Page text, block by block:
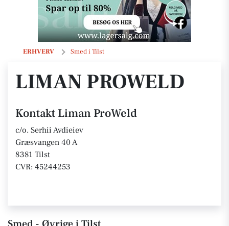
ERHVERV Smed i Tilst
Liman ProWeld
LIMAN PROWELD
Kontakt Liman ProWeld
c/o. Serhii Avdieiev
Græsvangen 40 A
8381 Tilst
CVR: 45244253